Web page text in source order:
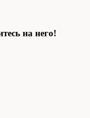
на него!